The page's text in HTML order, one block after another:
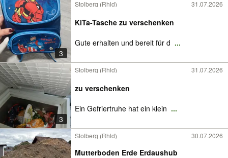
3
Stolberg (Rhld) 31.07.2026
KiTa-Tasche zu verschenken
Gute erhalten und bereit für d ...
3
Stolberg (Rhld) 31.07.2026
zu verschenken
Ein Gefriertruhe hat ein klein ...
Stolberg (Rhld) 30.07.2026
Mutterboden Erde Erdaushub